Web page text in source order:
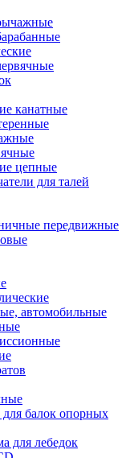
канатные
цепные
для талей
передвижные
автомобильные
балок опорных
для лебедок